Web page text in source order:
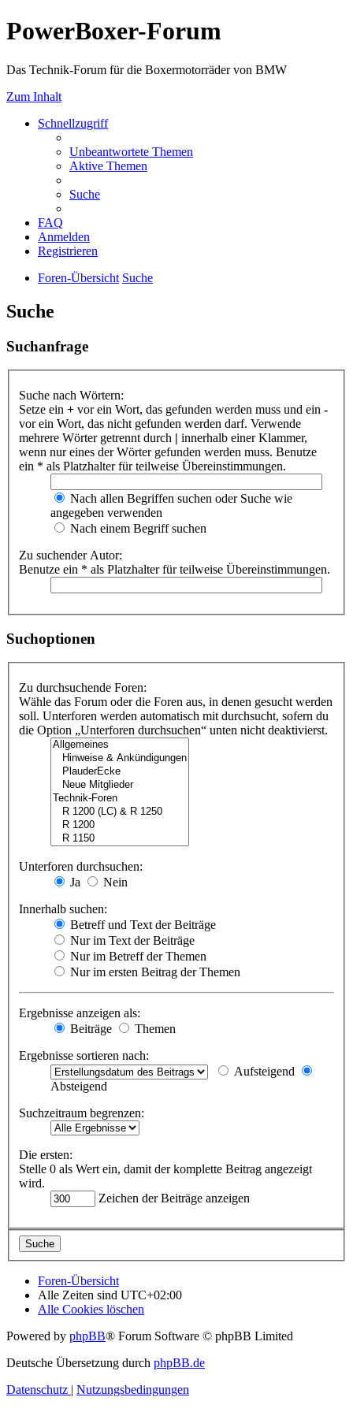
PowerBoxer-Forum
Das Technik-Forum für die Boxermotorräder von BMW
Zum Inhalt
Schnellzugriff
Unbeantwortete Themen
Aktive Themen
Suche
FAQ
Anmelden
Registrieren
Foren-Übersicht Suche
Suche
Suchanfrage
Suche nach Wörtern:
Setze ein + vor ein Wort, das gefunden werden muss und ein -
vor ein Wort, das nicht gefunden werden darf. Verwende
mehrere Wörter getrennt durch | innerhalb einer Klammer,
wenn nur eines der Wörter gefunden werden muss. Benutze
ein * als Platzhalter für teilweise Übereinstimmungen.
Nach allen Begriffen suchen oder Suche wie
angegeben verwenden
Nach einem Begriff suchen
Zu suchender Autor:
Benutze ein * als Platzhalter für teilweise Übereinstimmungen.
Suchoptionen
Zu durchsuchende Foren:
Wähle das Forum oder die Foren aus, in denen gesucht werden
soll. Unterforen werden automatisch mit durchsucht, sofern du
die Option „Unterforen durchsuchen“ unten nicht deaktivierst.
Unterforen durchsuchen:
Ja
Nein
Innerhalb suchen:
Betreff und Text der Beiträge
Nur im Text der Beiträge
Nur im Betreff der Themen
Nur im ersten Beitrag der Themen
Ergebnisse anzeigen als:
Beiträge
Themen
Ergebnisse sortieren nach:
Aufsteigend
Absteigend
Suchzeitraum begrenzen:
Die ersten:
Stelle 0 als Wert ein, damit der komplette Beitrag angezeigt
wird.
Zeichen der Beiträge anzeigen
Foren-Übersicht
Alle Zeiten sind UTC+02:00
Alle Cookies löschen
Powered by phpBB® Forum Software © phpBB Limited
Deutsche Übersetzung durch phpBB.de
Datenschutz | Nutzungsbedingungen